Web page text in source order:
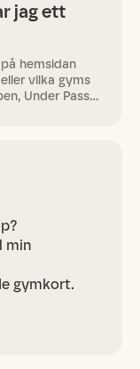
jag ett
hemsidan
vilka gyms
Under Pass i
min
gymkort.